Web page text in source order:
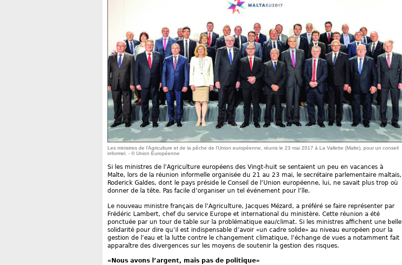
Les ministres de l’Agriculture et de la pêche de l’Union européenne, réunis le 23 mai 2017 à La Vallette (Malte), pour un conseil
informel. - © Union Européenne
Si les ministres de l’Agriculture européens des Vingt-huit se sentaient un peu en vacances à
Malte, lors de la réunion informelle organisée du 21 au 23 mai, le secrétaire parlementaire maltais,
Roderick Galdes, dont le pays préside le Conseil de l’Union européenne, lui, ne savait plus trop où
donner de la tête. Pas facile d’organiser un tel événement pour l’île.
Le nouveau ministre français de l’Agriculture, Jacques Mézard, a préféré se faire représenter par
Frédéric Lambert, chef du service Europe et international du ministère. Cette réunion a été
ponctuée par un tour de table sur la problématique eau/climat. Si les ministres affichent une belle
solidarité pour dire qu’il est indispensable d’avoir «un cadre solide» au niveau européen pour la
gestion de l’eau et la lutte contre le changement climatique, l’échange de vues a notamment fait
apparaître des divergences sur les moyens de soutenir la gestion des risques.
«Nous avons l’argent, mais pas de politique»